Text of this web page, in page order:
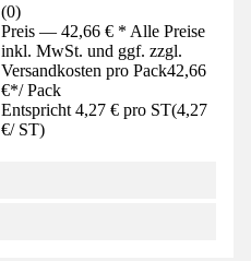
(0)
Preis — 42,66 € * Alle Preise
inkl. MwSt. und ggf. zzgl.
Versandkosten pro Pack42,66
€*/ Pack
Entspricht 4,27 € pro ST(4,27
€/ ST)